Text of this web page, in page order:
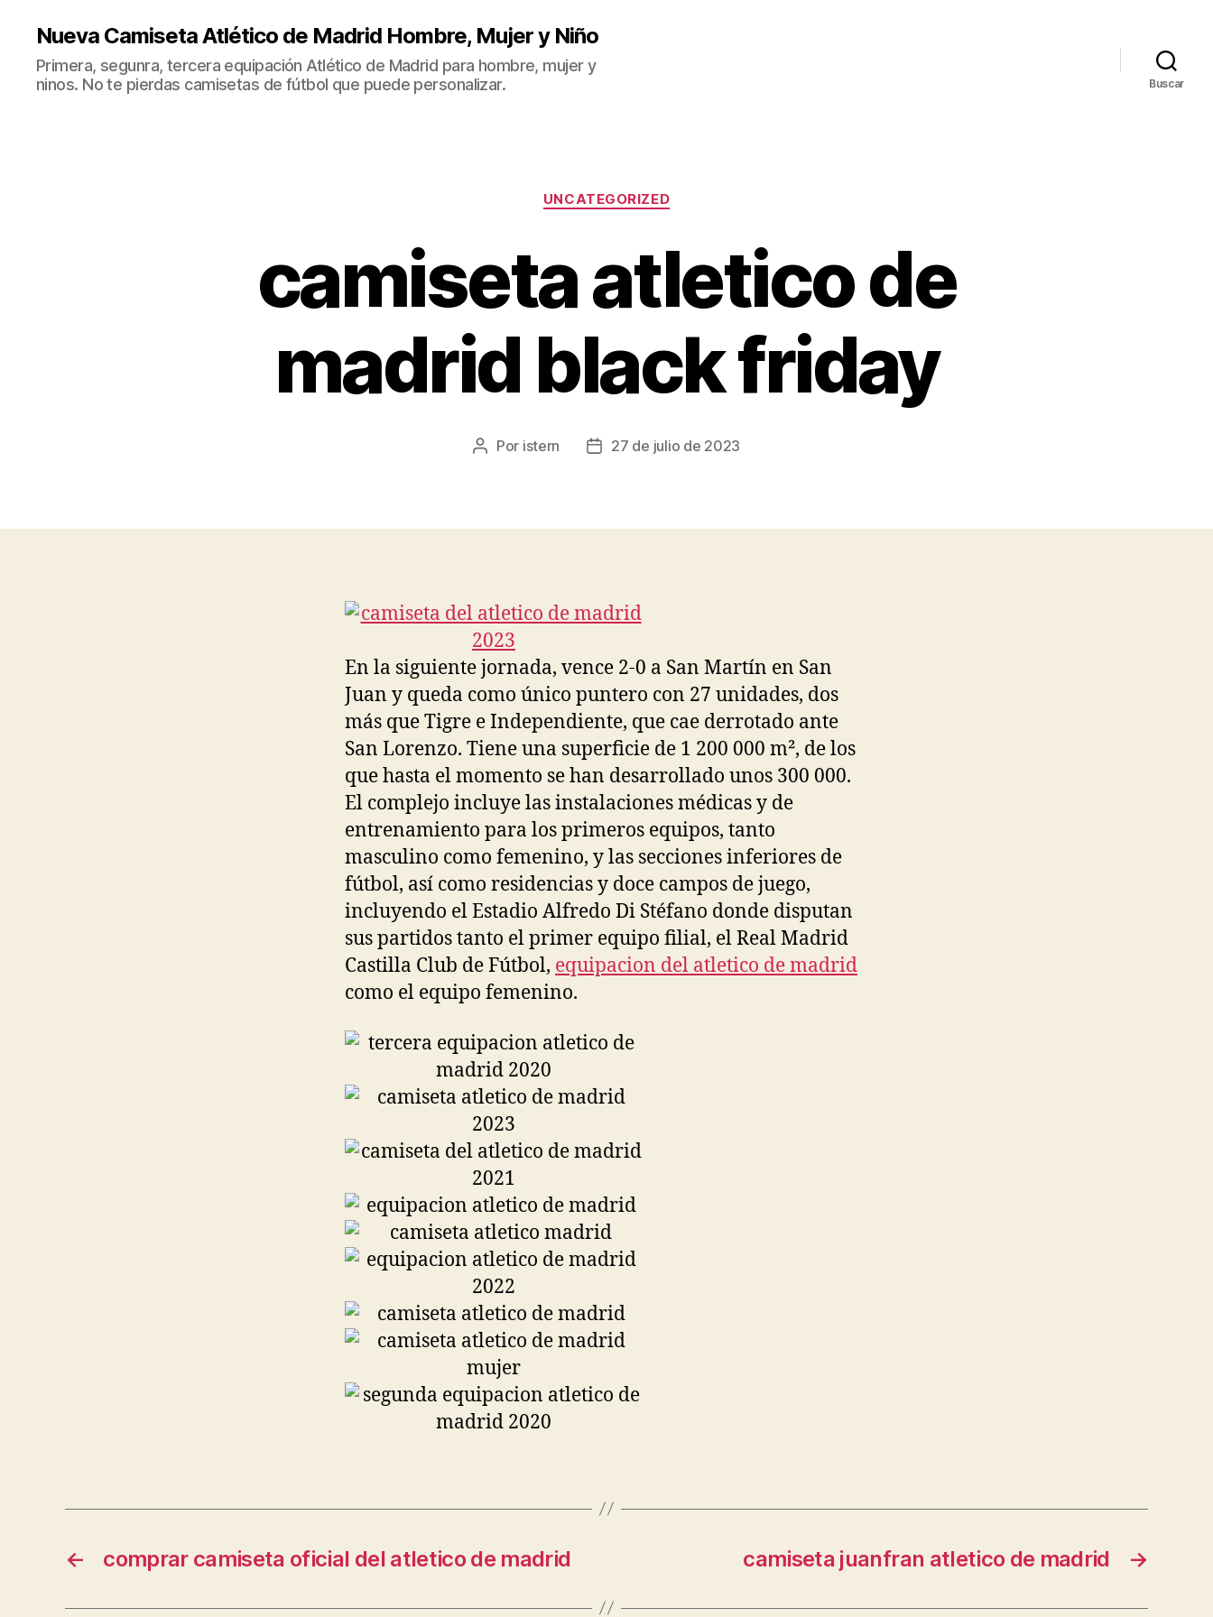
Nueva Camiseta Atlético de Madrid Hombre, Mujer y Niño
Primera, segunra, tercera equipación Atlético de Madrid para hombre, mujer y
ninos. No te pierdas camisetas de fútbol que puede personalizar.
Buscar
Categorías
UNCATEGORIZED
camiseta atletico de
madrid black friday
Autor
Por istern
Fecha27 de julio de 2023
En la siguiente jornada, vence 2-0 a San Martín en San
Juan y queda como único puntero con 27 unidades, dos
más que Tigre e Independiente, que cae derrotado ante
San Lorenzo. Tiene una superficie de 1 200 000 m², de los
que hasta el momento se han desarrollado unos 300 000.
El complejo incluye las instalaciones médicas y de
entrenamiento para los primeros equipos, tanto
masculino como femenino, y las secciones inferiores de
fútbol, así como residencias y doce campos de juego,
incluyendo el Estadio Alfredo Di Stéfano donde disputan
sus partidos tanto el primer equipo filial, el Real Madrid
Castilla Club de Fútbol, equipacion del atletico de madrid
como el equipo femenino.
← comprar camiseta oficial del atletico de madrid →
camiseta juanfran atletico de madrid